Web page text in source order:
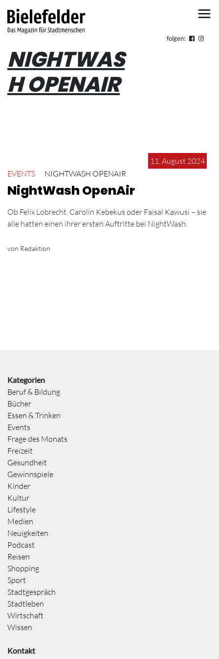
folgen:
NIGHTWAS
H OPENAIR
11. August 2024
EVENTS
NIGHTWASH OPENAIR
NightWash OpenAir
Ob Felix Lobrecht, Carolin Kebekus oder Faisal Kawusi – sie
alle hatten einen ihrer ersten Auftritte bei NightWash.
von Redaktion
Kategorien
Beruf & Bildung
Bücher
Essen & Trinken
Events
Frage des Monats
Freizeit
Gesundheit
Gewinnspiele
Kinder
Kultur
Lifestyle
Medien
Neuigkeiten
Podcast
Reisen
Shopping
Sport
Stadtgespräch
Stadtleben
Wirtschaft
Wissen
Kontakt